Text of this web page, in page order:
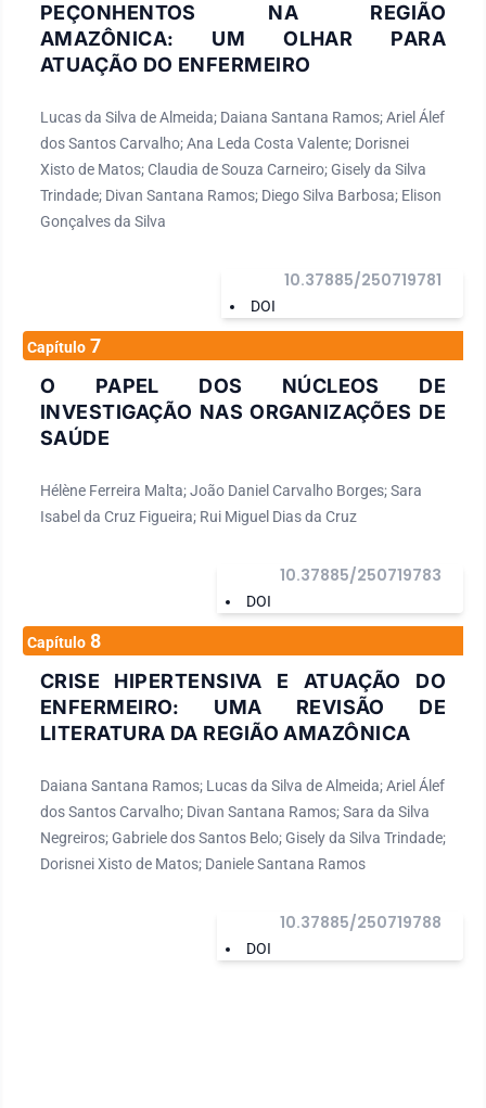
PEÇONHENTOS NA REGIÃO
AMAZÔNICA: UM OLHAR PARA
ATUAÇÃO DO ENFERMEIRO
Lucas da Silva de Almeida; Daiana Santana Ramos; Ariel Álef
dos Santos Carvalho; Ana Leda Costa Valente; Dorisnei
Xisto de Matos; Claudia de Souza Carneiro; Gisely da Silva
Trindade; Divan Santana Ramos; Diego Silva Barbosa; Elison
Gonçalves da Silva
DOI
10.37885/250719781
Capítulo 7
O PAPEL DOS NÚCLEOS DE
INVESTIGAÇÃO NAS ORGANIZAÇÕES DE
SAÚDE
Hélène Ferreira Malta; João Daniel Carvalho Borges; Sara
Isabel da Cruz Figueira; Rui Miguel Dias da Cruz
DOI
10.37885/250719783
Capítulo 8
CRISE HIPERTENSIVA E ATUAÇÃO DO
ENFERMEIRO: UMA REVISÃO DE
LITERATURA DA REGIÃO AMAZÔNICA
Daiana Santana Ramos; Lucas da Silva de Almeida; Ariel Álef
dos Santos Carvalho; Divan Santana Ramos; Sara da Silva
Negreiros; Gabriele dos Santos Belo; Gisely da Silva Trindade;
Dorisnei Xisto de Matos; Daniele Santana Ramos
DOI
10.37885/250719788